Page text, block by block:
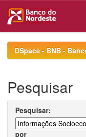
navigationDSpace - BNB -
Pesquisar
Pesquisar:
por